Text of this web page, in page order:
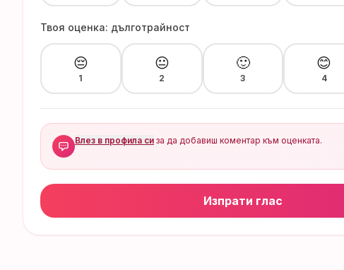
Твоя оценка: дълготрайност
😔
1
😐
2
🙂
3
😊
4
Влез в профила си за да добавиш коментар към оценката.
Изпрати глас